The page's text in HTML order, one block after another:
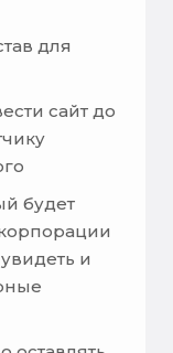
для
сайт до
будет
и